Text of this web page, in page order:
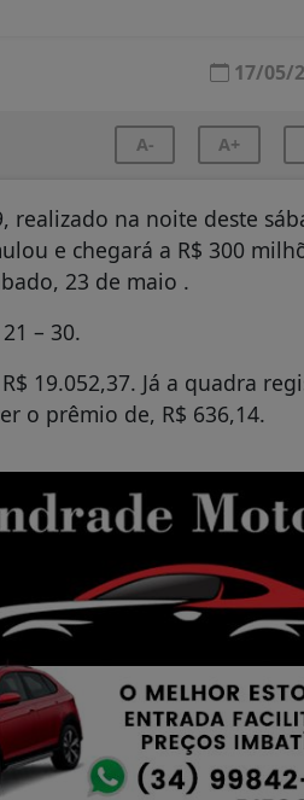
17/05/
A- A+
realizado na noite deste
e chegará a R$ 300
23 de maio .
– 30.
19.052,37. Já a quadra
o prêmio de, R$ 636,14.